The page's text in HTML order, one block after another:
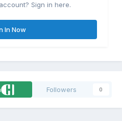
Sign in here.
In Now
Followers 0